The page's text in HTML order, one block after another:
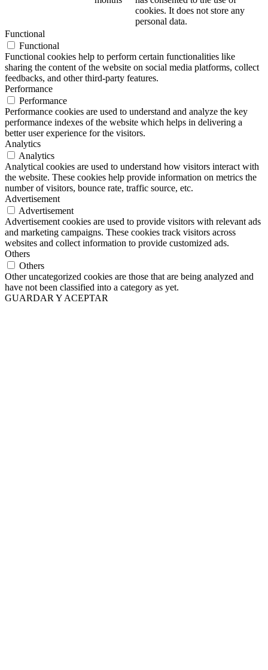
cookies. It does not store any
personal data.
Functional
Functional
Functional cookies help to perform certain functionalities like
sharing the content of the website on social media platforms, collect
feedbacks, and other third-party features.
Performance
Performance
Performance cookies are used to understand and analyze the key
performance indexes of the website which helps in delivering a
better user experience for the visitors.
Analytics
Analytics
Analytical cookies are used to understand how visitors interact with
the website. These cookies help provide information on metrics the
number of visitors, bounce rate, traffic source, etc.
Advertisement
Advertisement
Advertisement cookies are used to provide visitors with relevant ads
and marketing campaigns. These cookies track visitors across
websites and collect information to provide customized ads.
Others
Others
Other uncategorized cookies are those that are being analyzed and
have not been classified into a category as yet.
GUARDAR Y ACEPTAR